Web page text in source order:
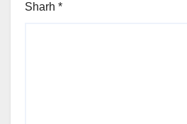
Sharh *